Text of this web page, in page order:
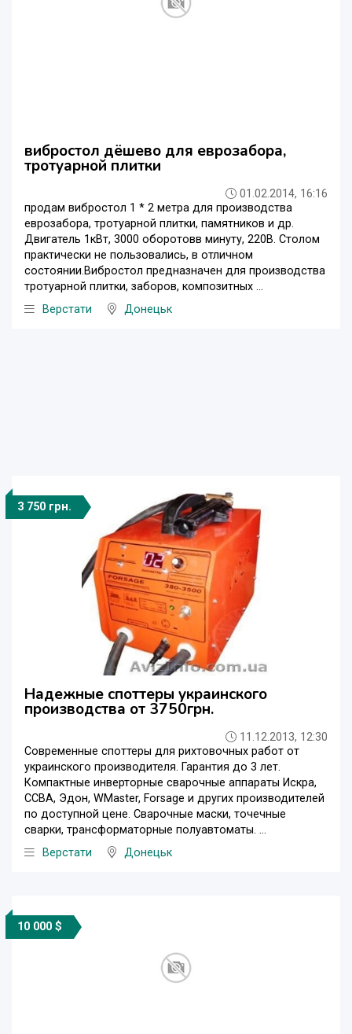
вибростол дёшево для еврозабора,
тротуарной плитки
01.02.2014, 16:16
продам вибростол 1 * 2 метра для производства
еврозабора, тротуарной плитки, памятников и др.
Двигатель 1кВт, 3000 оборотовв минуту, 220В. Столом
практически не пользовались, в отличном
состоянии.Вибростол предназначен для производства
тротуарной плитки, заборов, композитных ...
Верстати
Донецьк
3 750 грн.
Надежные споттеры украинского
производства от 3750грн.
11.12.2013, 12:30
Современные споттеры для рихтовочных работ от
украинского производителя. Гарантия до 3 лет.
Компактные инверторные сварочные аппараты Искра,
ССВА, Эдон, WMaster, Forsage и других производителей
по доступной цене. Сварочные маски, точечные
сварки, трансформаторные полуавтоматы. ...
Верстати
Донецьк
10 000 $